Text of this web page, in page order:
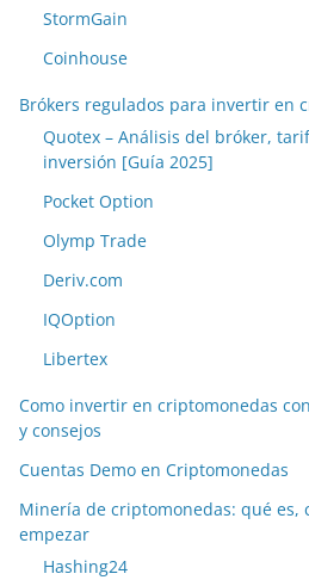
StormGain
Coinhouse
Brókers regulados para invertir en
Quotex – Análisis del bróker,
inversión [Guía 2025]
Pocket Option
Olymp Trade
Deriv.com
IQOption
Libertex
Como invertir en criptomonedas
y consejos
Cuentas Demo en Criptomonedas
Minería de criptomonedas: qué es,
empezar
Hashing24